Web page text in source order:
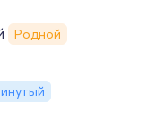
Родной